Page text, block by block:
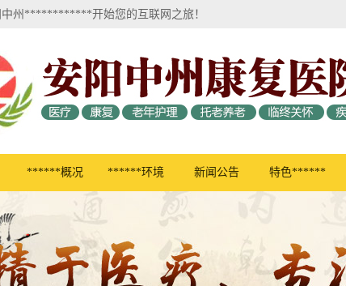
中州************开始您的互联网之旅！
******概况 ******环境 新闻公告 特色******